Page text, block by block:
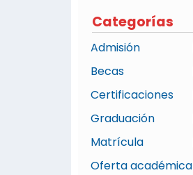
Categorías
Admisión
Becas
Certificaciones
Graduación
Matrícula
Oferta académica